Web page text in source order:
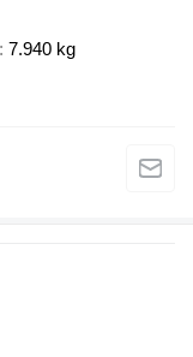
7.940 kg